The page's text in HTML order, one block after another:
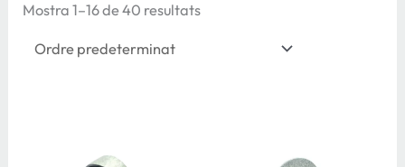
Mostra 1–16 de 40 resultats